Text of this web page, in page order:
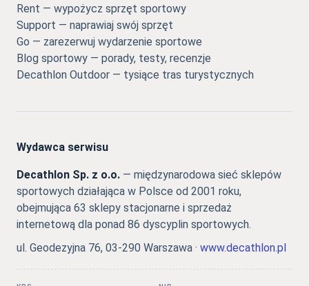
Rent — wypożycz sprzęt sportowy
Support — naprawiaj swój sprzęt
Go — zarezerwuj wydarzenie sportowe
Blog sportowy — porady, testy, recenzje
Decathlon Outdoor — tysiące tras turystycznych
Wydawca serwisu
Decathlon Sp. z o.o. — międzynarodowa sieć sklepów
sportowych działająca w Polsce od 2001 roku,
obejmująca 63 sklepy stacjonarne i sprzedaż
internetową dla ponad 86 dyscyplin sportowych.
ul. Geodezyjna 76, 03-290 Warszawa · www.decathlon.pl